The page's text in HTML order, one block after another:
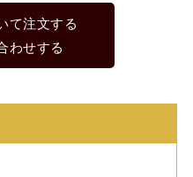
て注文する
わせする